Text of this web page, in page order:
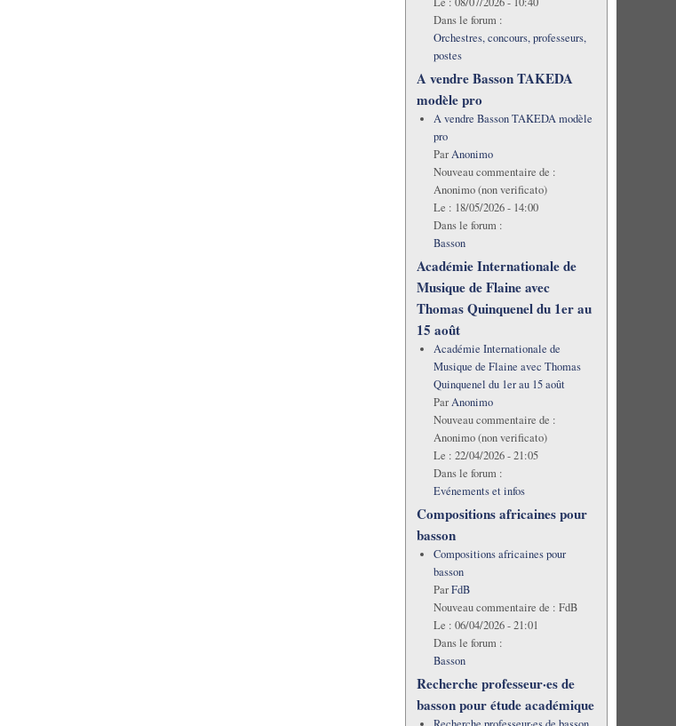
Dans le forum :
Orchestres, concours, professeurs,
postes
A vendre Basson TAKEDA
modèle pro
A vendre Basson TAKEDA modèle
pro
ParAnonimo
Nouveau commentaire de :
Anonimo (non verificato)
Le : 18/05/2026 - 14:00
Dans le forum :
Basson
Académie Internationale de
Musique de Flaine avec
Thomas Quinquenel du 1er au
15 août
Académie Internationale de
Musique de Flaine avec Thomas
Quinquenel du 1er au 15 août
ParAnonimo
Nouveau commentaire de :
Anonimo (non verificato)
Le : 22/04/2026 - 21:05
Dans le forum :
Evénements et infos
Compositions africaines pour
basson
Compositions africaines pour
basson
ParFdB
Nouveau commentaire de : FdB
Le : 06/04/2026 - 21:01
Dans le forum :
Basson
Recherche professeur·es de
basson pour étude académique